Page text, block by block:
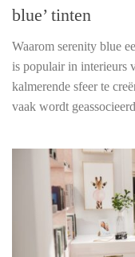
blue’ tinten
Waarom serenity blue
is populair in interieurs
kalmerende sfeer te
vaak wordt